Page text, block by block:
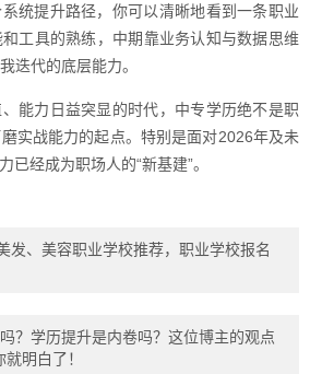
统提升路径，你可以清晰地看到一条职业
工具的熟练，中期靠业务认知与数据思维
迭代的底层能力。
能力日益突显的时代，中专学历绝不是职
实战能力的起点。特别是面对2026年及未
已经成为职场人的“新基建”。
发、美容职业学校推荐，职业学校报名
？学历提升是内卷吗？这位博主的观点
明白了！